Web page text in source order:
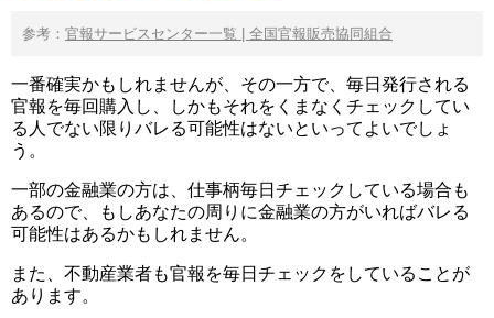
参考： 官報サービスセンター一覧 | 全国官報販売協同組合
一番確実かもしれませんが、その一方で、毎日発行される
官報を毎回購入し、しかもそれをくまなくチェックしてい
る人でない限りバレる可能性はないといってよいでしょ
う。
一部の金融業の方は、仕事柄毎日チェックしている場合も
あるので、もしあなたの周りに金融業の方がいればバレる
可能性はあるかもしれません。
また、不動産業者も官報を毎日チェックをしていることが
あります。